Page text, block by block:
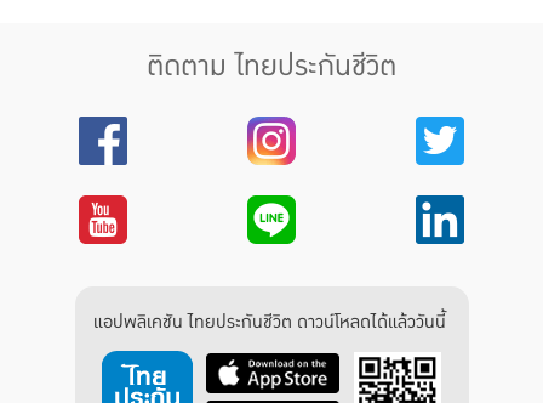
ติดตาม ไทยประกันชีวิต
แอปพลิเคชัน ไทยประกันชีวิต ดาวน์โหลดได้แล้ววันนี้